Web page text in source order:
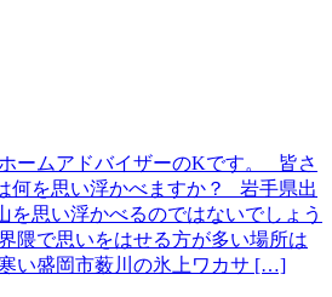
ームアドバイザーのKです。 皆さ
何を思い浮かべますか？ 岩手県出
を思い浮かべるのではないでしょう
隈で思いをはせる方が多い場所は
い盛岡市薮川の氷上ワカサ […]